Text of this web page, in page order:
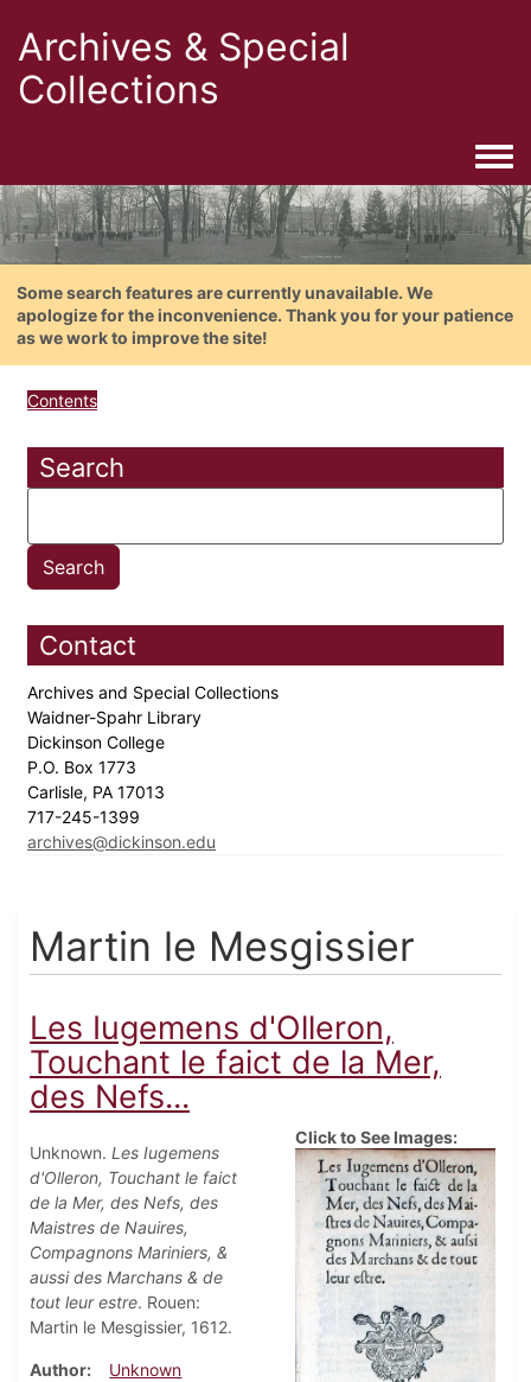
Archives & Special
Collections
Some search features are currently unavailable. We
apologize for the inconvenience. Thank you for your patience
as we work to improve the site!
Contents
Search
Contact
Archives and Special Collections
Waidner-Spahr Library
Dickinson College
P.O. Box 1773
Carlisle, PA 17013
717-245-1399
archives@dickinson.edu
Martin le Mesgissier
Les Iugemens d'Olleron,
Touchant le faict de la Mer,
des Nefs...
Unknown. Les Iugemens
d'Olleron, Touchant le faict
de la Mer, des Nefs, des
Maistres de Nauires,
Compagnons Mariniers, &
aussi des Marchans & de
tout leur estre. Rouen:
Martin le Mesgissier, 1612.
Author
Unknown
Click to See Images: